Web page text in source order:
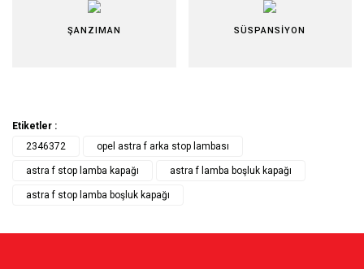
ŞANZIMAN SÜSPANSİYON
Etiketler :
2346372
opel astra f arka stop lambası
astra f stop lamba kapağı astra f lamba boşluk kapağı
astra f stop lamba boşluk kapağı